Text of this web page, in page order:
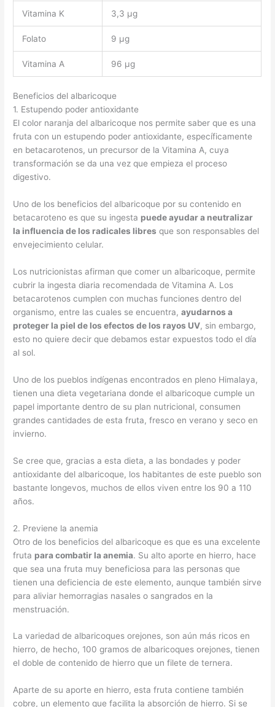
Vitamina K 3,3 μg
Folato 9 μg
Vitamina A 96 μg
Beneficios del albaricoque
1. Estupendo poder antioxidante
El color naranja del albaricoque nos permite saber que es una
fruta con un estupendo poder antioxidante, específicamente
en betacarotenos, un precursor de la Vitamina A, cuya
transformación se da una vez que empieza el proceso
digestivo.
Uno de los beneficios del albaricoque por su contenido en
betacaroteno es que su ingesta puede ayudar a neutralizar
la influencia de los radicales libres que son responsables del
envejecimiento celular.
Los nutricionistas afirman que comer un albaricoque, permite
cubrir la ingesta diaria recomendada de Vitamina A. Los
betacarotenos cumplen con muchas funciones dentro del
organismo, entre las cuales se encuentra,ayudarnos a
proteger la piel de los efectos de los rayos UV, sin embargo,
esto no quiere decir que debamos estar expuestos todo el día
al sol.
Uno de los pueblos indígenas encontrados en pleno Himalaya,
tienen una dieta vegetariana donde el albaricoque cumple un
papel importante dentro de su plan nutricional, consumen
grandes cantidades de esta fruta, fresco en verano y seco en
invierno.
Se cree que, gracias a esta dieta, a las bondades y poder
antioxidante del albaricoque, los habitantes de este pueblo son
bastante longevos, muchos de ellos viven entre los 90 a 110
años.
2. Previene la anemia
Otro de los beneficios del albaricoque es que es una excelente
fruta para combatir la anemia. Su alto aporte en hierro, hace
que sea una fruta muy beneficiosa para las personas que
tienen una deficiencia de este elemento, aunque también sirve
para aliviar hemorragias nasales o sangrados en la
menstruación.
La variedad de albaricoques orejones, son aún más ricos en
hierro, de hecho, 100 gramos de albaricoques orejones, tienen
el doble de contenido de hierro que un filete de ternera.
Aparte de su aporte en hierro, esta fruta contiene también
cobre, un elemento que facilita la absorción de hierro. Si se